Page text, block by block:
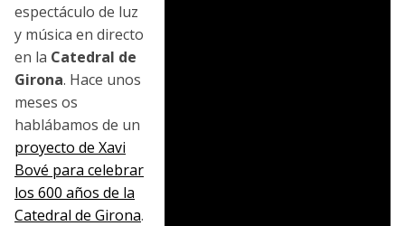
Crear Cuenta
espectáculo de luz
y música en directo
en la Catedral de
Girona. Hace unos
meses os
hablábamos de un
proyecto de Xavi
Bové para celebrar
los 600 años de la
Catedral de Girona.